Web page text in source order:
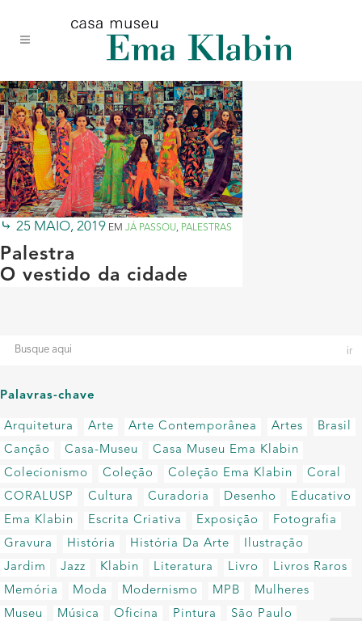
conteúdo
navegação
site
25 MAIO, 2019 EM JÁ PASSOU, PALESTRAS
Palestra
O vestido da cidade
Palavras-chave
Arquitetura Arte Arte Contemporânea Artes
Brasil
Canção
Casa-Museu
Casa Museu Ema Klabin
Colecionismo
Coleção Coleção Ema Klabin
Coral
CORALUSP
Cultura Curadoria Desenho
Educativo
Ema Klabin
Escrita Criativa Exposição
Fotografia
Gravura
História História Da Arte
Ilustração
Jardim
Jazz Klabin Literatura Livro
Livros Raros
Memória
Moda Modernismo MPB
Mulheres
Museu
Música Oficina Pintura
São Paulo